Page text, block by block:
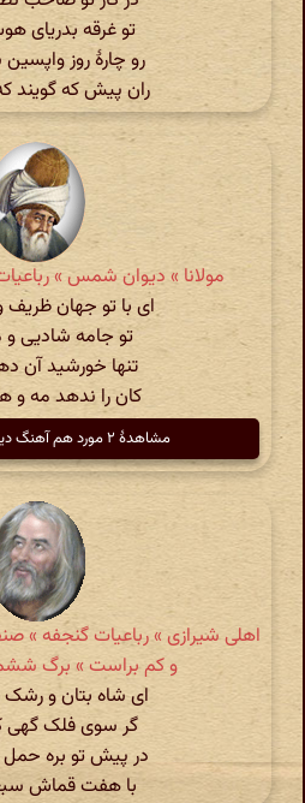
تو غرقه بدریای
رو چارۀ روز
ران پیش که گویند
مولانا » دیوان شمس » رباعیات
ای با تو جهان ظریف
تو جامه شادیی و
تنها خورشید آن
کان را ندهد مه و
مشاهدهٔ ۲ مورد هم آهنگ دیگر از مولانا
اهلی شیرازی » رباعیات گنجفه
و کم براست » برگ
ای شاه بتان و رشک
گر سوی فلک گهی
در پیش تو بره
با هفت قماش